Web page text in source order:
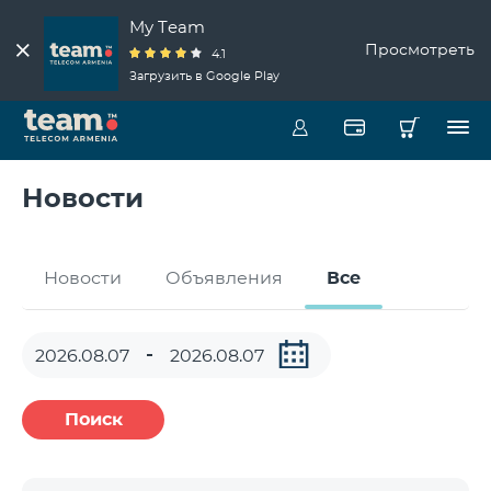
My Team
4.1
Загрузить в Google Play
Просмотреть
Новости
Новости Объявления Все
Поиск